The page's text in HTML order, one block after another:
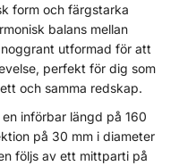
form och färgstarka
balans mellan
utformad för att
perfekt för dig som
och samma redskap.
införbar längd på 160
på 30 mm i diameter
följs av ett mittparti på